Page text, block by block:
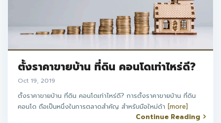
ตั้งราคาขายบ้าน ที่ดิน คอนโดเท่าไหร่ดี?
Oct 19, 2019
ตั้งราคาขายบ้าน ที่ดิน คอนโดเท่าไหร่ดี? การตั้งราคาขายบ้าน ที่ดิน
คอนโด ถือเป็นหนึ่งในการตลาดสำคัญ สำหรับมือใหม่ด้า [more]
Continue Reading